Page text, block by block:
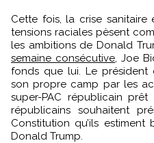
Cette fois, la crise
tensions raciales pèsent
les ambitions de Donald
semaine consécutive , Joe
fonds que lui. Le président
son propre camp par les
super-PAC républicain
républicains souhaitent
Constitution qu’ils
Donald Trump.